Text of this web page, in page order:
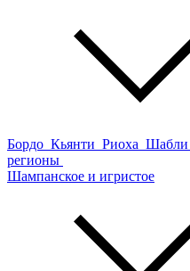
Бордо Кьянти Риоха Шабли
регионы
Шампанское и игристое